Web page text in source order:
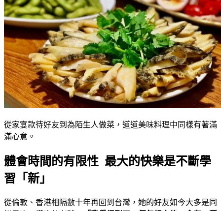
從家宴款待好友到為陌生人做菜，道道美味料理中同樣有著滿
滿心意。
體會時間的有限性 最大的快樂是不斷學
習「新」
從倫敦、香港相隔數十年再回到台灣，她的好友如今大多是同